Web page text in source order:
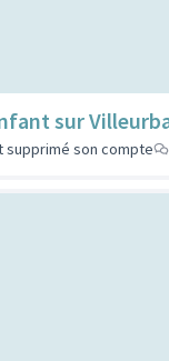
sur
supprimé son compte